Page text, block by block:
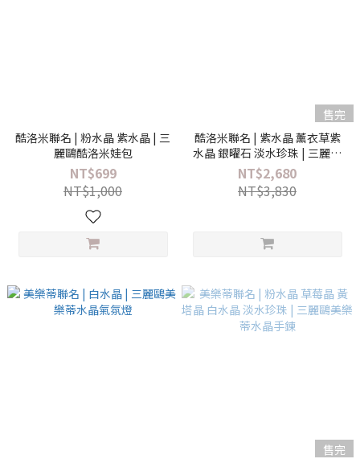
酷洛米聯名 | 粉水晶 紫水晶 | 三
麗鷗酷洛米娃包
NT$699
NT$1,000
售完
酷洛米聯名 | 紫水晶 薰衣草紫
水晶 銀曜石 淡水珍珠 | 三麗鷗
酷洛米水晶手鍊
NT$2,680
NT$3,830
售完